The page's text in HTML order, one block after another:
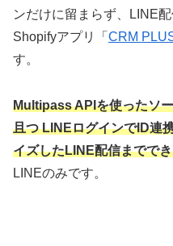
ンだけに留まらず、LINE
Shopifyアプリ「 CRM
す。
Multipass APIを使ったソ
且つ LINEログインでID連
イズしたLINE配信までで
LINEのみです。